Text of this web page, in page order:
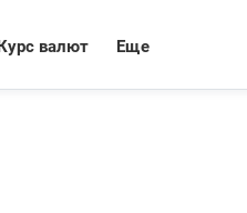
валют Еще